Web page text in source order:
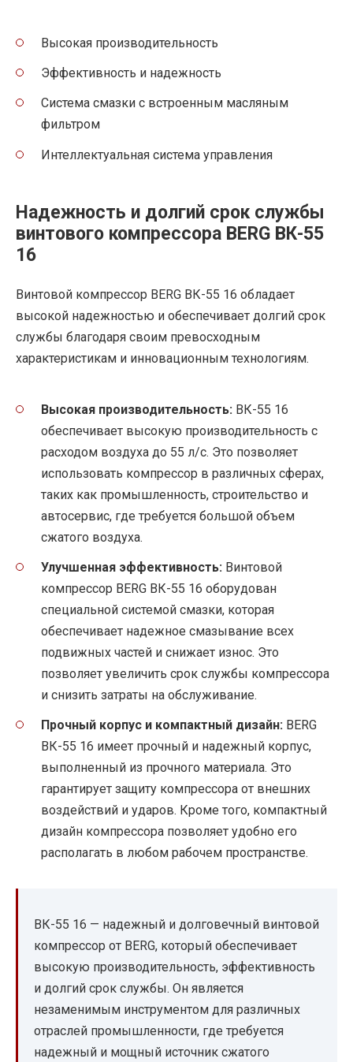
Высокая производительность
Эффективность и надежность
Система смазки с встроенным масляным
фильтром
Интеллектуальная система управления
Надежность и долгий срок службы
винтового компрессора BERG ВК-55
16
Винтовой компрессор BERG ВК-55 16 обладает
высокой надежностью и обеспечивает долгий срок
службы благодаря своим превосходным
характеристикам и инновационным технологиям.
Высокая производительность: ВК-55 16
обеспечивает высокую производительность с
расходом воздуха до 55 л/с. Это позволяет
использовать компрессор в различных сферах,
таких как промышленность, строительство и
автосервис, где требуется большой объем
сжатого воздуха.
Улучшенная эффективность: Винтовой
компрессор BERG ВК-55 16 оборудован
специальной системой смазки, которая
обеспечивает надежное смазывание всех
подвижных частей и снижает износ. Это
позволяет увеличить срок службы компрессора
и снизить затраты на обслуживание.
Прочный корпус и компактный дизайн: BERG
ВК-55 16 имеет прочный и надежный корпус,
выполненный из прочного материала. Это
гарантирует защиту компрессора от внешних
воздействий и ударов. Кроме того, компактный
дизайн компрессора позволяет удобно его
располагать в любом рабочем пространстве.
ВК-55 16 — надежный и долговечный винтовой
компрессор от BERG, который обеспечивает
высокую производительность, эффективность
и долгий срок службы. Он является
незаменимым инструментом для различных
отраслей промышленности, где требуется
надежный и мощный источник сжатого